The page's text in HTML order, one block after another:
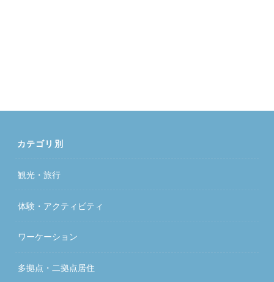
カテゴリ別
観光・旅行
体験・アクティビティ
ワーケーション
多拠点・二拠点居住